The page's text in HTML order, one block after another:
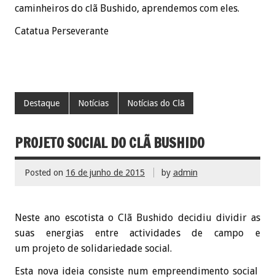
caminheiros do clã Bushido, aprendemos com eles.
Catatua Perseverante
Destaque Notícias Notícias do Clã
PROJETO SOCIAL DO CLÃ BUSHIDO
Posted on 16 de junho de 2015 by admin
Neste ano escotista o C lã Bushido decidiu dividir as
suas energias entre actividades de campo e
um projeto de solidariedade social.
Esta nova ideia consiste num empreendimento social